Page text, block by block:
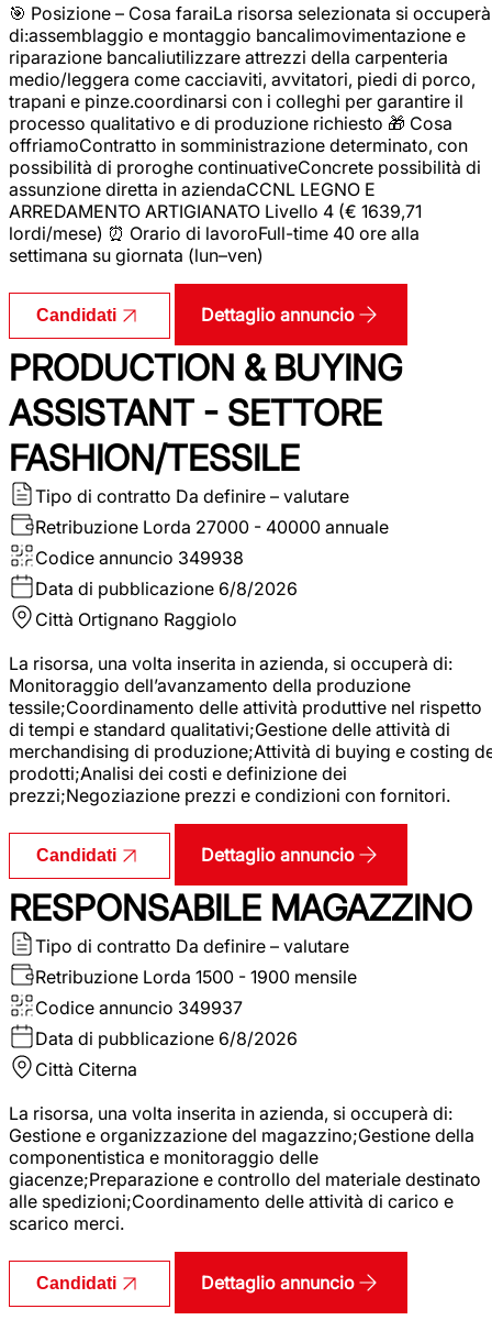
🎯 Posizione – Cosa faraiLa risorsa selezionata si occuperà
di:assemblaggio e montaggio bancalimovimentazione e
riparazione bancaliutilizzare attrezzi della carpenteria
medio/leggera come cacciaviti, avvitatori, piedi di porco,
trapani e pinze.coordinarsi con i colleghi per garantire il
processo qualitativo e di produzione richiesto 🎁 Cosa
offriamoContratto in somministrazione determinato, con
possibilità di proroghe continuativeConcrete possibilità di
assunzione diretta in aziendaCCNL LEGNO E
ARREDAMENTO ARTIGIANATO Livello 4 (€ 1639,71
lordi/mese) ⏰ Orario di lavoroFull-time 40 ore alla
settimana su giornata (lun–ven)
Candidati Dettaglio annuncio
PRODUCTION & BUYING
ASSISTANT - SETTORE
FASHION/TESSILE
Tipo di contratto Da definire – valutare
Retribuzione Lorda 27000 - 40000 annuale
Codice annuncio 349938
Data di pubblicazione 6/8/2026
Città Ortignano Raggiolo
La risorsa, una volta inserita in azienda, si occuperà di:
Monitoraggio dell’avanzamento della produzione
tessile;Coordinamento delle attività produttive nel rispetto
di tempi e standard qualitativi;Gestione delle attività di
merchandising di produzione;Attività di buying e costing
prodotti;Analisi dei costi e definizione dei
prezzi;Negoziazione prezzi e condizioni con fornitori.
Candidati Dettaglio annuncio
RESPONSABILE MAGAZZINO
Tipo di contratto Da definire – valutare
Retribuzione Lorda 1500 - 1900 mensile
Codice annuncio 349937
Data di pubblicazione 6/8/2026
Città Citerna
La risorsa, una volta inserita in azienda, si occuperà di:
Gestione e organizzazione del magazzino;Gestione della
componentistica e monitoraggio delle
giacenze;Preparazione e controllo del materiale destinato
alle spedizioni;Coordinamento delle attività di carico e
scarico merci.
Candidati Dettaglio annuncio